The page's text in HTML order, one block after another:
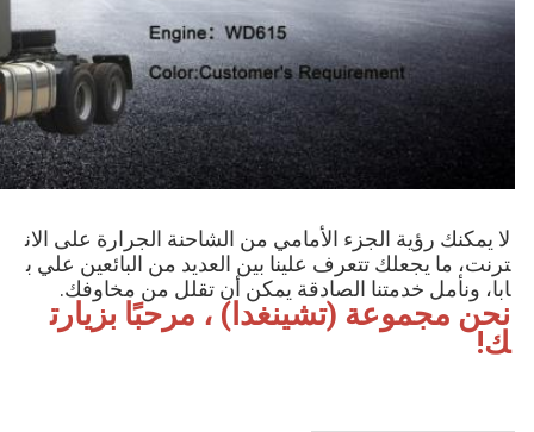
لا يمكنك رؤية الجزء الأمامي من الشاحنة الجرارة على الان
ترنت، ما يجعلك تتعرف علينا بين العديد من البائعين علي ب
ابا، ونأمل خدمتنا الصادقة يمكن أن تقلل من مخاوفك.
نحن مجموعة (تشينغدا) ، مرحبًا بزيارت
ك!